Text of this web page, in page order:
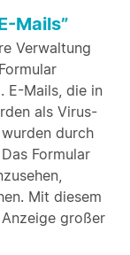
Mails”
Verwaltung
E-Mails, die in
als Virus-
durch
Formular
Mit diesem
großer